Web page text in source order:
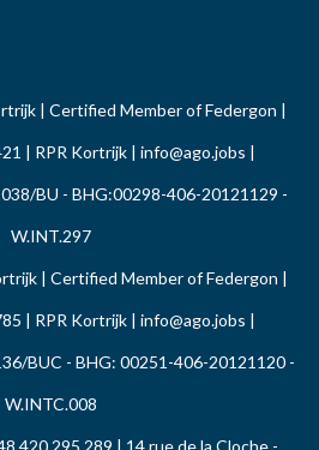
| Certified Member of Federgon |
| RPR Kortrijk | info@ago.jobs |
BU - BHG:00298-406-20121129 -
W.INT.297
| Certified Member of Federgon |
| RPR Kortrijk | info@ago.jobs |
BUC - BHG: 00251-406-20121120 -
W.INTC.008
420 295 289 | 14 rue de la Cloche -